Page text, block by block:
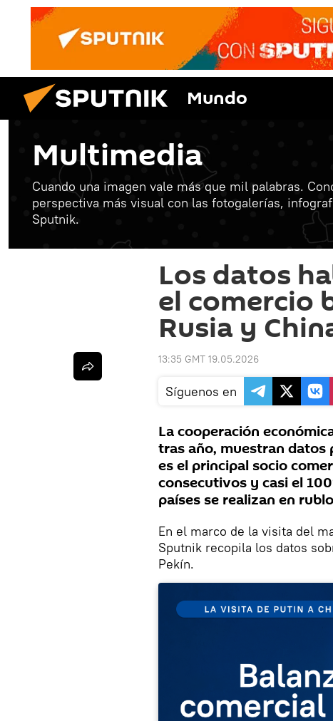
Mundo
Multimedia
Cuando una imagen vale más que mil palabras.
perspectiva más visual con las fotogalerías,
Sputnik.
Los datos
el comercio
Rusia y
13:35 GMT 19.05.2026
Síguenos en
La cooperación
tras año, muestran datos
es el principal socio
consecutivos y casi el
países se realizan en
En el marco de la visita del
Sputnik recopila los datos
Pekín.